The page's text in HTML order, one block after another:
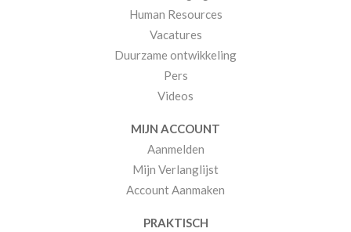
Human Resources
Vacatures
Duurzame ontwikkeling
Pers
Videos
MIJN ACCOUNT
Aanmelden
Mijn Verlanglijst
Account Aanmaken
PRAKTISCH